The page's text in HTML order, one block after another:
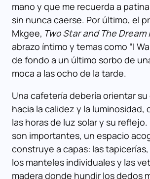
mano y que me recuerda a
sin nunca caerse. Por último, el
Mkgee, Two Star and The Dream
abrazo íntimo y temas como “I
de fondo a un último sorbo de
moca a las ocho de la tarde.
Una cafetería debería orientar
hacia la calidez y la luminosidad,
las horas de luz solar y su
son importantes, un espacio
construye a capas: las tapicerías,
los manteles individuales y las
madera donde hundir los dedos